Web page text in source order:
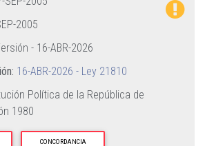
2005
- 16-ABR-2026
16-ABR-2026 - Ley 21810
Política de la República de
1980
CONCORDANCIA